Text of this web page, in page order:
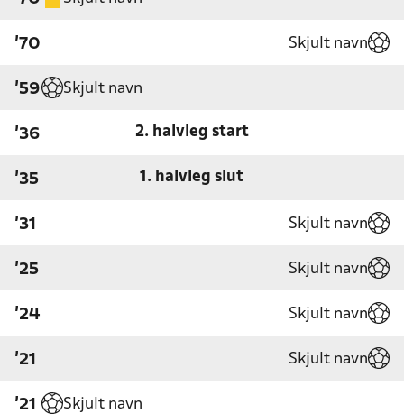
'70 Skjult navn
'59 Skjult navn
'36 2. halvleg start
'35 1. halvleg slut
'31 Skjult navn
'25 Skjult navn
'24 Skjult navn
'21 Skjult navn
'21 Skjult navn